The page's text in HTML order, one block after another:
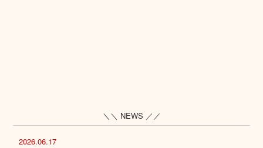
＼＼ NEWS ／／
2026.06.17